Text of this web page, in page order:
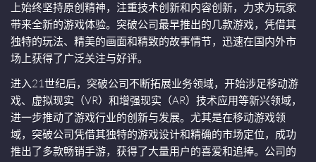
上始终坚持原创精神，注重技术创新和内容创新，力求为玩家
带来全新的游戏体验。突破公司最早推出的几款游戏，凭借其
独特的玩法、精美的画面和精致的故事情节，迅速在国内外市
场上获得了广泛关注与好评。
进入21世纪后，突破公司不断拓展业务领域，开始涉足移动游
戏、虚拟现实（VR）和增强现实（AR）技术应用等新兴领域，
进一步推动了游戏行业的创新与发展。尤其是在移动游戏领
域，突破公司凭借其独特的游戏设计和精确的市场定位，成功
推出了多款畅销手游，获得了大量用户的喜爱和追捧。公司的